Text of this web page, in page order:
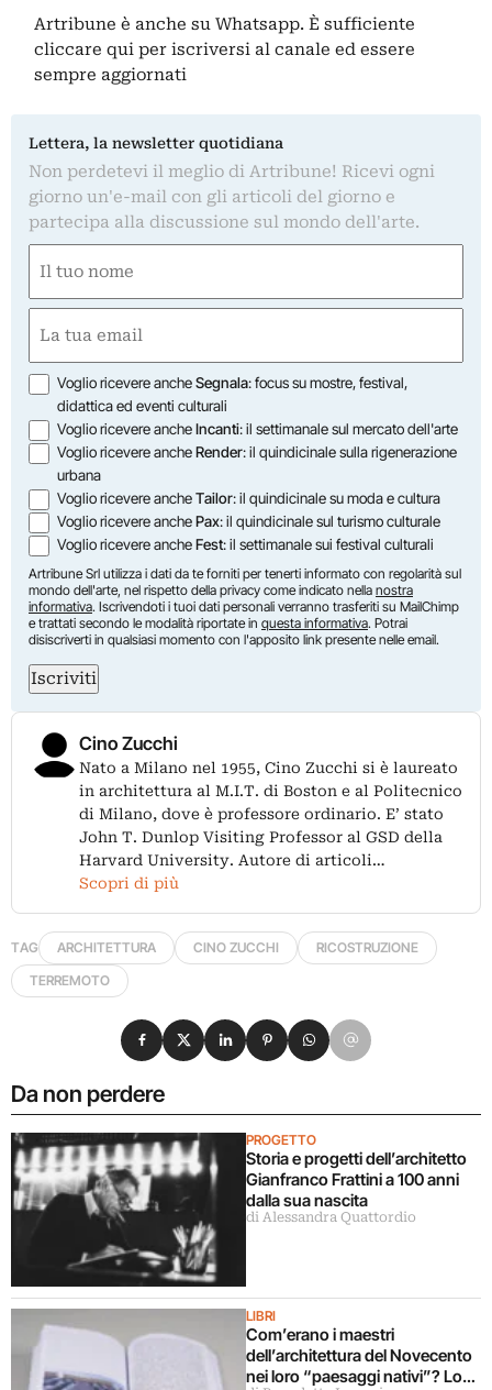
Artribune è anche su Whatsapp. È sufficiente
cliccare qui per iscriversi al canale ed essere
sempre aggiornati
Lettera, la newsletter quotidiana
Non perdetevi il meglio di Artribune! Ricevi ogni
giorno un'e-mail con gli articoli del giorno e
partecipa alla discussione sul mondo dell'arte.
(Required)
First
(Required)
Opzioni
Voglio ricevere ancheSegnala: focus su mostre, festival,
didattica ed eventi culturali
Voglio ricevere ancheIncanti: il settimanale sul mercato dell'arte
Voglio ricevere ancheRender: il quindicinale sulla rigenerazione
urbana
Voglio ricevere ancheTailor: il quindicinale su moda e cultura
Voglio ricevere anchePax: il quindicinale sul turismo culturale
Voglio ricevere ancheFest: il settimanale sui festival culturali
Artribune Srl utilizza i dati da te forniti per tenerti informato con regolarità sul
mondo dell'arte, nel rispetto della privacy come indicato nella nostra
informativa. Iscrivendoti i tuoi dati personali verranno trasferiti su MailChimp
e trattati secondo le modalità riportate in questa informativa. Potrai
disiscriverti in qualsiasi momento con l'apposito link presente nelle email.
Iscriviti
Cino Zucchi
Nato a Milano nel 1955, Cino Zucchi si è laureato
in architettura al M.I.T. di Boston e al Politecnico
di Milano, dove è professore ordinario. E’ stato
John T. Dunlop Visiting Professor al GSD della
Harvard University. Autore di articoli…
Scopri di più
TAG ARCHITETTURA CINO ZUCCHI
RICOSTRUZIONE
TERREMOTO
Da non perdere
PROGETTO
Storia e progetti dell’architetto
Gianfranco Frattini a 100 anni
dalla sua nascita
di Alessandra Quattordio
LIBRI
Com’erano i maestri
dell’architettura del Novecento
nei loro “paesaggi nativi”? Lo
Condividi su Facebook
Condividi su X
Condividi su LinkedIn
Condividi su Pinterest
Condividi su WhatsApp
Condividi su Email